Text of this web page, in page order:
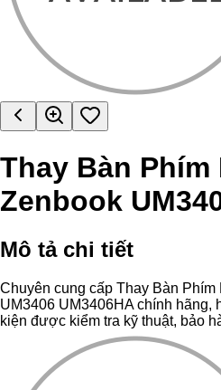
Thay Bàn
Zenbook
Mô tả chi tiết
Chuyên cung cấp Thay Bàn Phím
UM3406 UM3406HA chính hãng,
kiện được kiểm tra kỹ thuật, bảo